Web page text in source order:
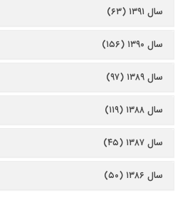
سال ۱۳۹۱ (۶۳)
سال ۱۳۹۰ (۱۵۶)
سال ۱۳۸۹ (۹۷)
سال ۱۳۸۸ (۱۱۹)
سال ۱۳۸۷ (۴۵)
سال ۱۳۸۶ (۵۰)